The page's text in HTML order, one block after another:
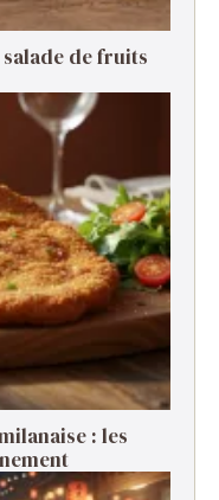
de fruits
: les